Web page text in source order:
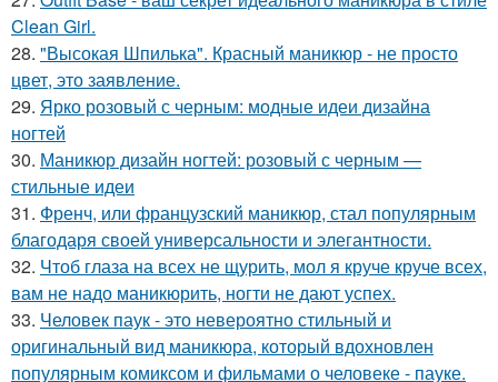
Clean Girl.
28. "Высокая Шпилька". Красный маникюр - не просто
цвет, это заявление.
29. Ярко розовый с черным: модные идеи дизайна
ногтей
30. Маникюр дизайн ногтей: розовый с черным —
стильные идеи
31. Френч, или французский маникюр, стал популярным
благодаря своей универсальности и элегантности.
32. Чтоб глаза на всех не щурить, мол я круче круче всех,
вам не надо маникюрить, ногти не дают успех.
33. Человек паук - это невероятно стильный и
оригинальный вид маникюра, который вдохновлен
популярным комиксом и фильмами о человеке - пауке.